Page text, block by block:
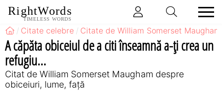
RightWords
TIMELESS WORDS
Citate celebre Citate de William Somerset Maugham
A căpăta obiceiul de a citi înseamnă a-ţi crea un
refugiu...
Citat de William Somerset Maugham despre
obiceiuri, lume, față